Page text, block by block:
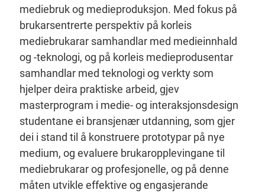
mediebruk og medieproduksjon. Med fokus på
brukarsentrerte perspektiv på korleis
mediebrukarar samhandlar med medieinnhald
og -teknologi, og på korleis medieprodusentar
samhandlar med teknologi og verkty som
hjelper deira praktiske arbeid, gjev
masterprogram i medie- og interaksjonsdesign
studentane ei bransjenær utdanning, som gjer
dei i stand til å konstruere prototypar på nye
medium, og evaluere brukaropplevingane til
mediebrukarar og profesjonelle, og på denne
måten utvikle effektive og engasjerande